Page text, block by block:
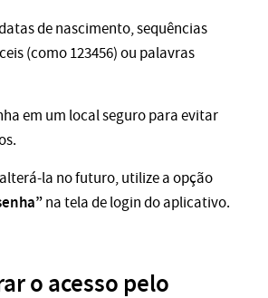
de nascimento, sequências
(como 123456) ou palavras
em um local seguro para evitar
la no futuro, utilize a opção
na tela de login do aplicativo.
o acesso pelo